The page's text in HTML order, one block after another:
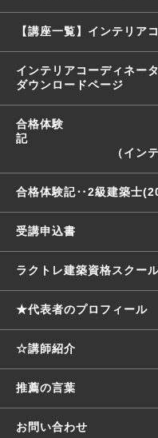
【講座一覧】インテリア
インテリアコーディネ
ダウンロードページ
合格体験
（インテリアコ
合格体験記‥2級建築士
受講申込書
ラクトレ建築資格スクー
★代表者のプロフィール
☆講師紹介
推薦の言葉
お問い合わせ